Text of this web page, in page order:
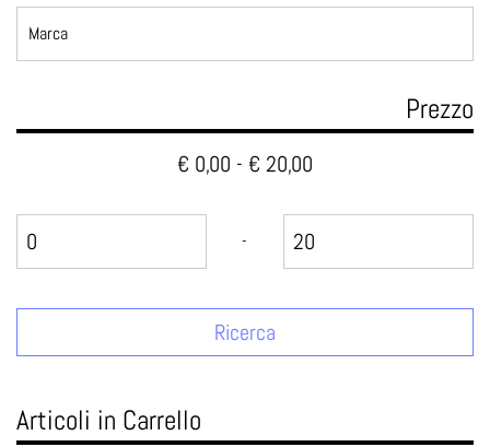
Prezzo
€ 0,00 - € 20,00
Prezzo minimo - Prezzo massimo
Articoli in Carrello